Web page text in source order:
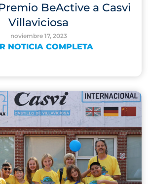
BeActive a Casvi
Villaviciosa
noviembre 17, 2023
NOTICIA COMPLETA